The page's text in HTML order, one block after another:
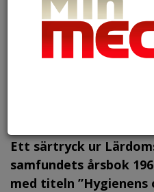
Ett särtryck ur
samfundets årsbok
med titeln